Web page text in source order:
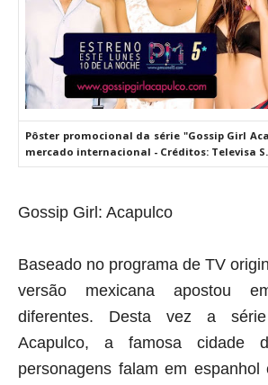
Pôster promocional da série "Gossip Girl
mercado internacional - Créditos: Televisa
Gossip Girl: Acapulco
Baseado no programa de TV
versão mexicana apostou
diferentes. Desta vez a
Acapulco, a famosa cidade
personagens falam em espanhol